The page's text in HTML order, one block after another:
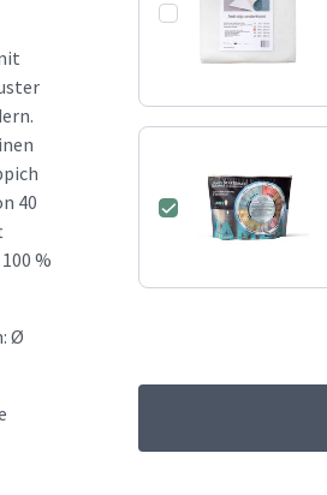
40
%
Ø